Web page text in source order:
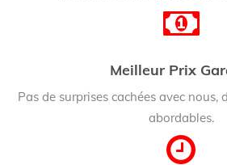
Meilleur Prix
Pas de surprises cachées avec nous,
abordables.